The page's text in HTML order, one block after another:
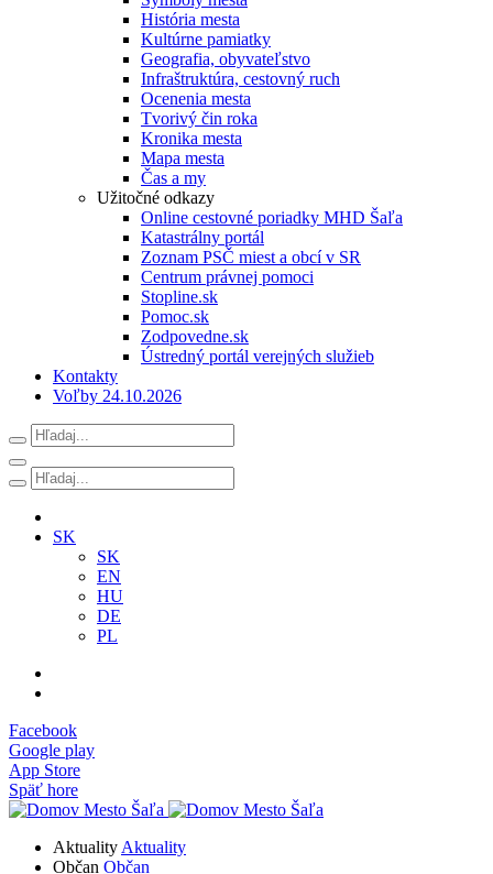
História mesta
Kultúrne pamiatky
Geografia, obyvateľstvo
Infraštruktúra, cestovný ruch
Ocenenia mesta
Tvorivý čin roka
Kronika mesta
Mapa mesta
Čas a my
Užitočné odkazy
Online cestovné poriadky MHD Šaľa
Katastrálny portál
Zoznam PSČ miest a obcí v SR
Centrum právnej pomoci
Stopline.sk
Pomoc.sk
Zodpovedne.sk
Ústredný portál verejných služieb
Kontakty
Voľby 24.10.2026
SK
SK
EN
HU
DE
PL
Facebook
Google play
App Store
Späť hore
Aktuality Aktuality
Občan Občan